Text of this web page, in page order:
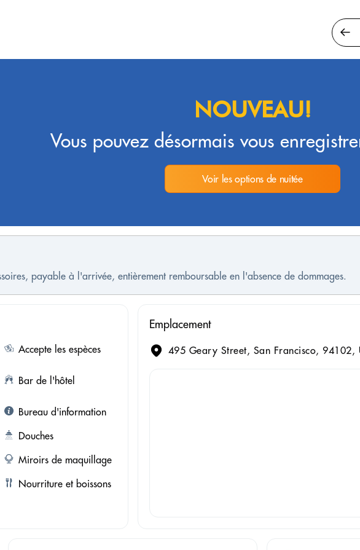
NOUVEAU!
Vous pouvez désormais vous
Voir les options de nuitée
payable à l'arrivée, entièrement remboursable en l'absence de dommages.
Accepte les espèces
Bar de l'hôtel
Bureau d'information
Douches
Miroirs de maquillage
Nourriture et boissons
Emplacement
495 Geary Street, San Francisco, 94102,